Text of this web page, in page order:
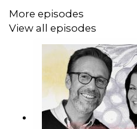
Spekeskinke
Skinke og ruccola
André Clouet V6 Experience
Bianca
More episodes
View all episodes